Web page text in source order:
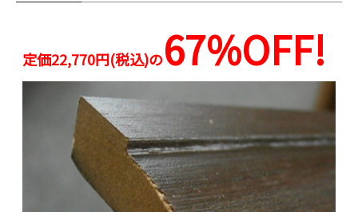
定価22,770円(税込)の67%OFF!